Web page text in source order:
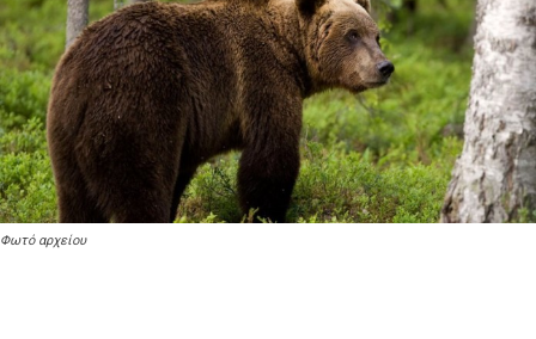
Φωτό αρχείου